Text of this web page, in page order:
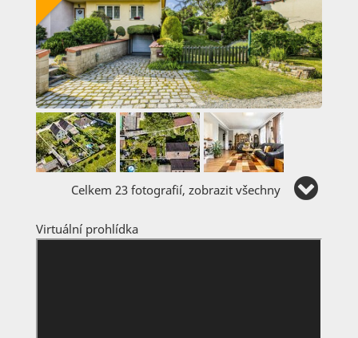
Celkem 23 fotografií, zobrazit všechny
Virtuální prohlídka